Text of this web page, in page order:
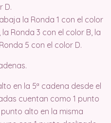
D.
la Ronda 1 con el color
Ronda 3 con el color B, la
5 con el color D.
en la 5ª cadena desde el
cuentan como 1 punto
punto alto en la misma